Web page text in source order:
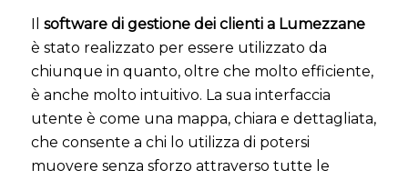
software di gestione dei clienti a Lumezzane
è stato realizzato per essere utilizzato da
chiunque in quanto, oltre che molto efficiente,
è anche molto intuitivo. La sua interfaccia
utente è come una mappa, chiara e dettagliata,
che consente a chi lo utilizza di potersi
muovere senza sforzo attraverso tutte le